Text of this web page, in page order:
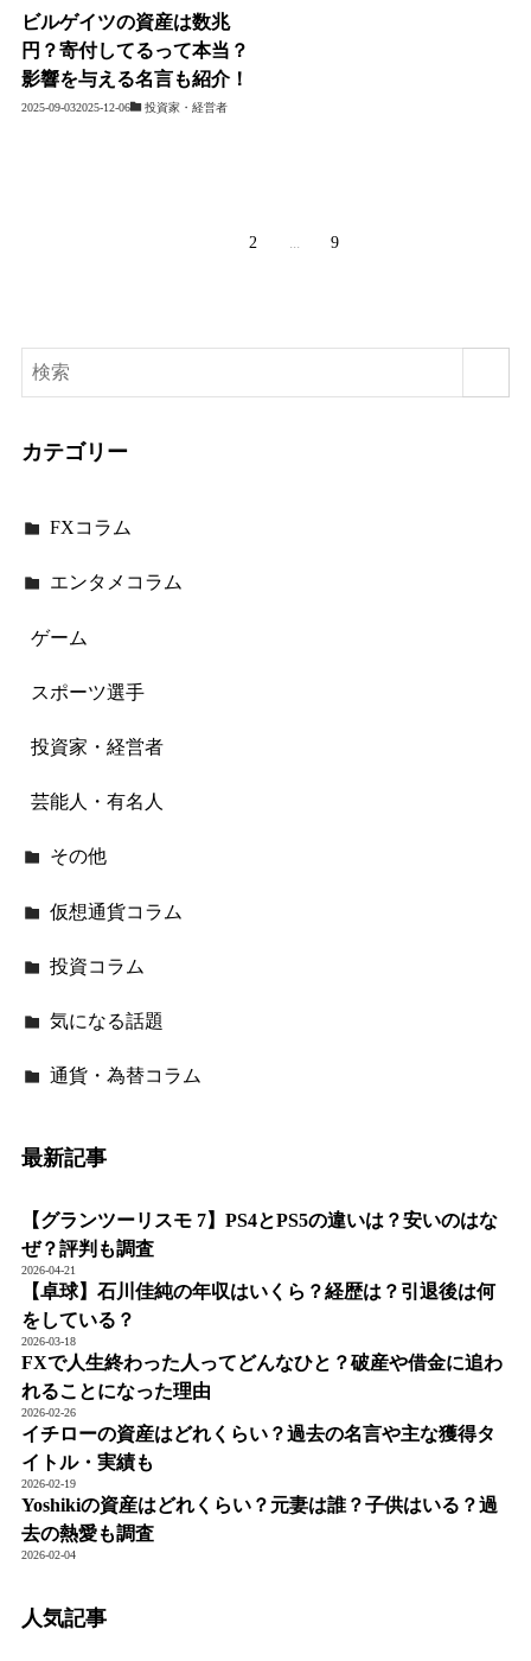
ビルゲイツの資産は数兆
円？寄付してるって本当？
影響を与える名言も紹介！
2025-09-032025-12-06 投資家・経営者
2 9
カテゴリー
FXコラム
エンタメコラム
ゲーム
スポーツ選手
投資家・経営者
芸能人・有名人
その他
仮想通貨コラム
投資コラム
気になる話題
通貨・為替コラム
最新記事
【グランツーリスモ 7】PS4とPS5の違いは？安いのはな
ぜ？評判も調査
2026-04-21
【卓球】石川佳純の年収はいくら？経歴は？引退後は何
をしている？
2026-03-18
FXで人生終わった人ってどんなひと？破産や借金に追わ
れることになった理由
2026-02-26
イチローの資産はどれくらい？過去の名言や主な獲得タ
イトル・実績も
2026-02-19
Yoshikiの資産はどれくらい？元妻は誰？子供はいる？過
去の熱愛も調査
2026-02-04
人気記事